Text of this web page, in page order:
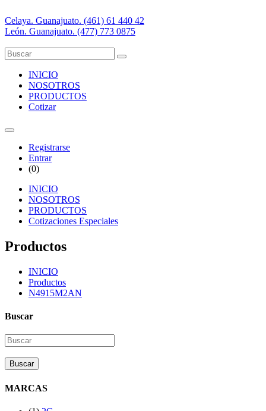
Celaya. Guanajuato. (461) 61 440 42
León. Guanajuato. (477) 773 0875
INICIO
NOSOTROS
PRODUCTOS
Cotizar
Registrarse
Entrar
(0)
INICIO
NOSOTROS
PRODUCTOS
Cotizaciones Especiales
Productos
INICIO
Productos
N4915M2AN
Buscar
Buscar
MARCAS